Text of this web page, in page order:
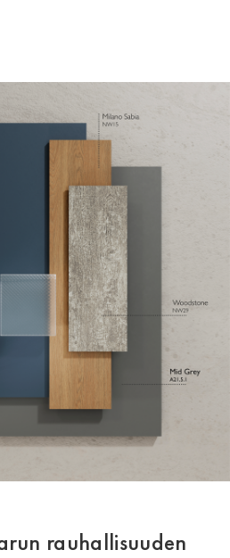
rauhallisuuden